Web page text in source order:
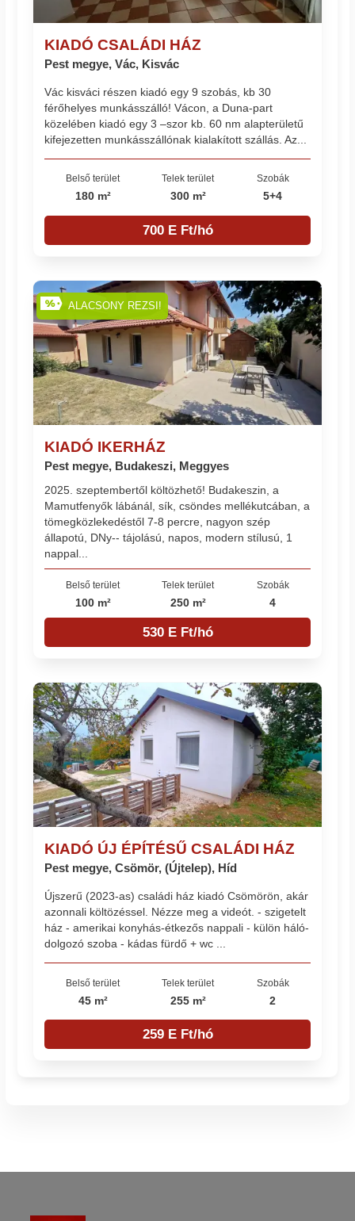
KIADÓ CSALÁDI HÁZ
Pest megye, Vác, Kisvác
Vác kisváci részen kiadó egy 9 szobás, kb 30
férőhelyes munkásszálló! Vácon, a Duna-part
közelében kiadó egy 3 –szor kb. 60 nm alapterületű
kifejezetten munkásszállónak kialakított szállás. Az...
Belső terület
180 m²
Telek terület
300 m²
Szobák
5+4
700 E Ft/hó
KIADÓ IKERHÁZ
Pest megye, Budakeszi, Meggyes
2025. szeptembertől költözhető! Budakeszin, a
Mamutfenyők lábánál, sík, csöndes mellékutcában, a
tömegközlekedéstől 7-8 percre, nagyon szép
állapotú, DNy-- tájolású, napos, modern stílusú, 1
nappal...
Belső terület
100 m²
Telek terület
250 m²
Szobák
4
530 E Ft/hó
ALACSONY REZSI!
KIADÓ ÚJ ÉPÍTÉSŰ CSALÁDI HÁZ
Pest megye, Csömör, (Újtelep), Híd
Újszerű (2023-as) családi ház kiadó Csömörön, akár
azonnali költözéssel. Nézze meg a videót. - szigetelt
ház - amerikai konyhás-étkezős nappali - külön háló-
dolgozó szoba - kádas fürdő + wc ...
Belső terület
45 m²
Telek terület
255 m²
Szobák
2
259 E Ft/hó